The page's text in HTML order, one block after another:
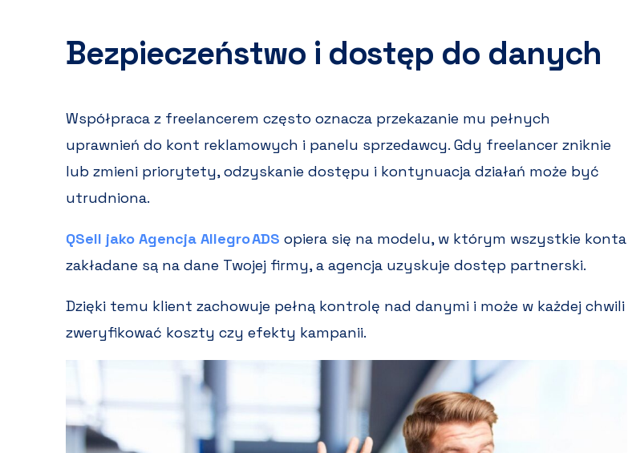
Bezpieczeństwo i dostęp do danych
Współpraca z freelancerem często oznacza przekazanie mu pełnych
uprawnień do kont reklamowych i panelu sprzedawcy. Gdy freelancer zniknie
lub zmieni priorytety, odzyskanie dostępu i kontynuacja działań może być
utrudniona.
QSell jako Agencja Allegro ADS opiera się na modelu, w którym wszystkie konta
zakładane są na dane Twojej firmy, a agencja uzyskuje dostęp partnerski.
Dzięki temu klient zachowuje pełną kontrolę nad danymi i może w każdej chwili
zweryfikować koszty czy efekty kampanii.